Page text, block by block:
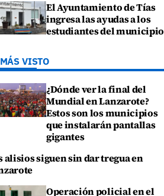
El Ayuntamiento de Tías
ingresa las ayudas a los
estudiantes del municipio
VISTO
¿Dónde ver la final del
Mundial en Lanzarote?
Estos son los municipios
que instalarán pantallas
gigantes
alisios siguen sin dar tregua en
Operación policial en el